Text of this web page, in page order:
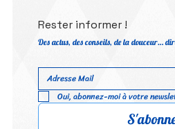
Rester informer !
Des actus, des conseils, de la douceur…
Oui, abonnez-moi à votre